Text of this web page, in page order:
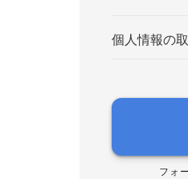
個人情報の
フォ